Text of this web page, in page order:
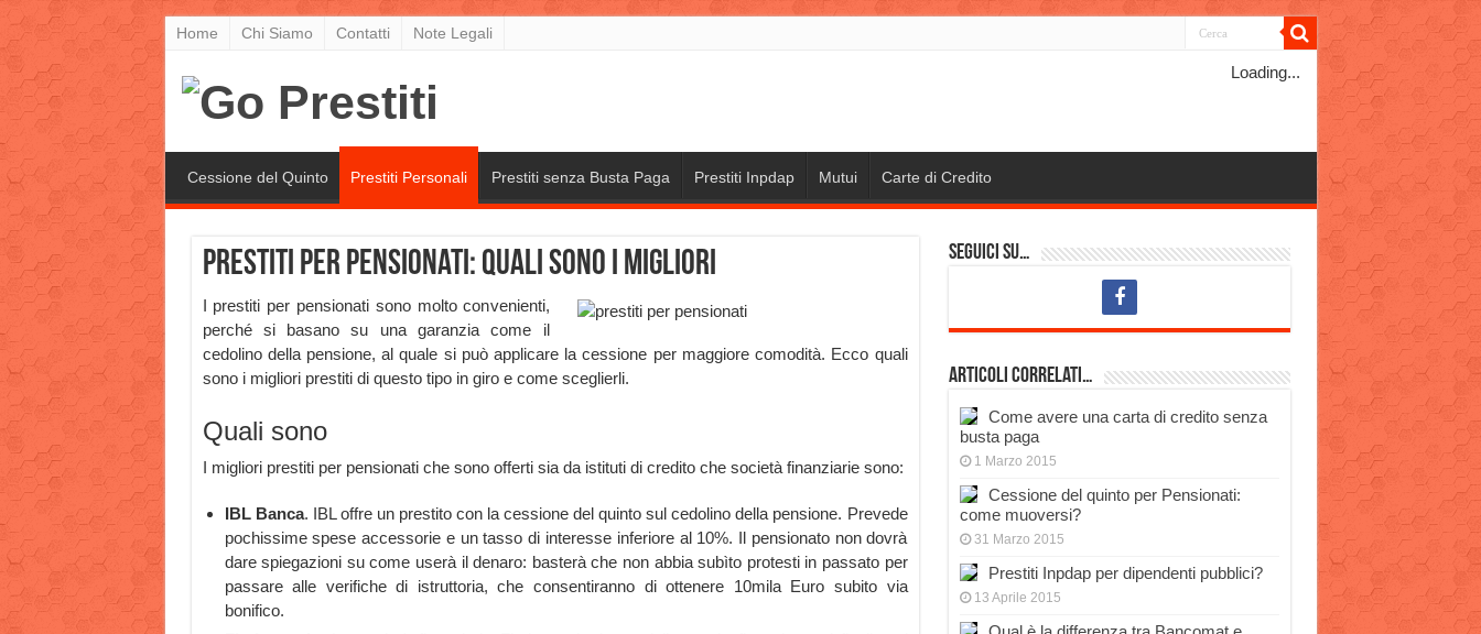
Home Chi Siamo Contatti Note Legali
Loading...
Cessione del Quinto Prestiti Personali Prestiti senza Busta Paga Prestiti Inpdap Mutui Carte di Credito
Prestiti per pensionati: quali sono i migliori
I prestiti per pensionati sono molto convenienti,
perché si basano su una garanzia come il
cedolino della pensione, al quale si può applicare la cessione per maggiore comodità. Ecco quali
sono i migliori prestiti di questo tipo in giro e come sceglierli.
Quali sono
I migliori prestiti per pensionati che sono offerti sia da istituti di credito che società finanziarie sono:
IBL Banca. IBL offre un prestito con la cessione del quinto sul cedolino della pensione. Prevede
pochissime spese accessorie e un tasso di interesse inferiore al 10%. Il pensionato non dovrà
dare spiegazioni su come userà il denaro: basterà che non abbia subìto protesti in passato per
passare alle verifiche di istruttoria, che consentiranno di ottenere 10mila Euro subito via
bonifico.
Seguici su…
Articoli Correlati…
Come avere una carta di credito senza
busta paga
1 Marzo 2015
Cessione del quinto per Pensionati:
come muoversi?
31 Marzo 2015
Prestiti Inpdap per dipendenti pubblici?
13 Aprile 2015